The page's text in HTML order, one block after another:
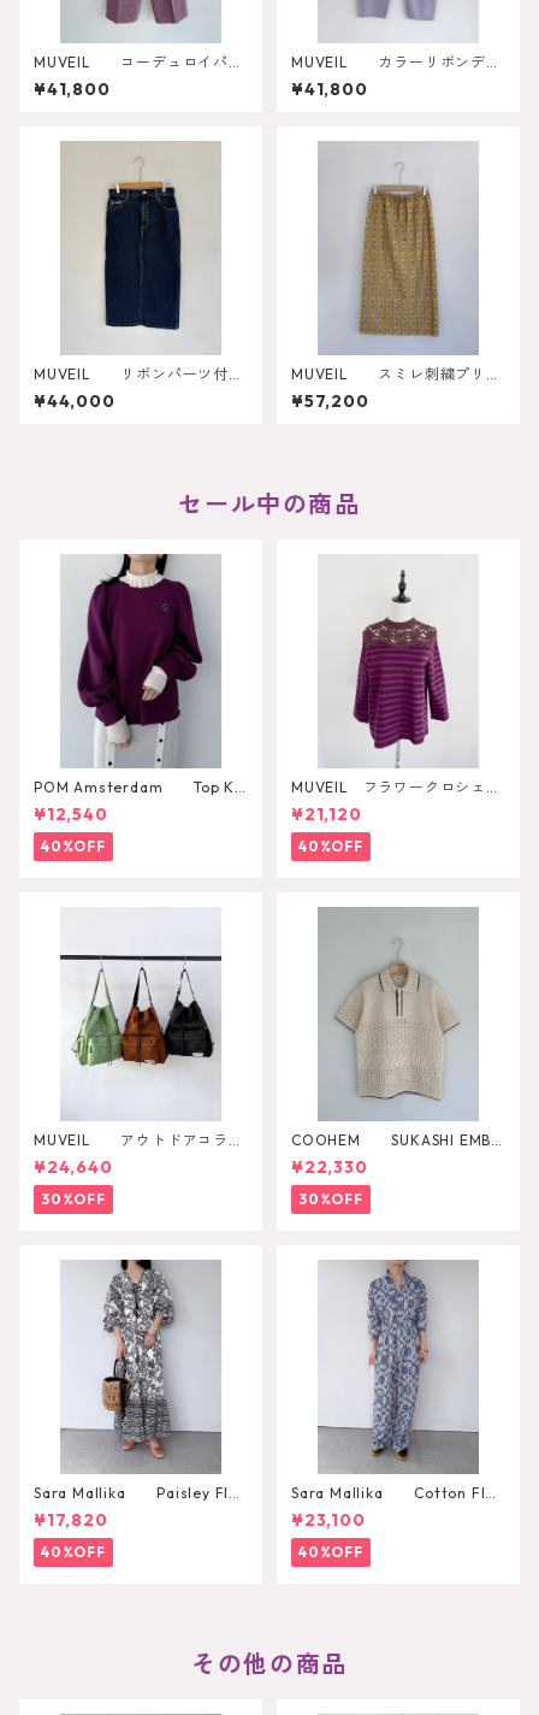
MUVEIL コーデュロイパン
ツ MA262FP004
¥41,800
MUVEIL カラーリボンデニ
ムパンツ
¥41,800
MUVEIL リボンパーツ付デ
ニムスカート MA262FS003
¥44,000
MUVEIL スミレ刺繍プリン
トスカート
¥57,200
セール中の商品
POM Amsterdam Top Ka
e Pulm
¥12,540
40%OFF
MUVEIL フラワークロシェカ
ットソー
¥21,120
40%OFF
MUVEIL アウトドアコラボ
2WAYリュック
¥24,640
30%OFF
COOHEM SUKASHI EMBO
SSED KNIT PULLOVER
¥22,330
30%OFF
Sara Mallika Paisley Flo
wer Print Dress
¥17,820
40%OFF
Sara Mallika Cotton Flo
wer Signal Print All In One
¥23,100
40%OFF
その他の商品